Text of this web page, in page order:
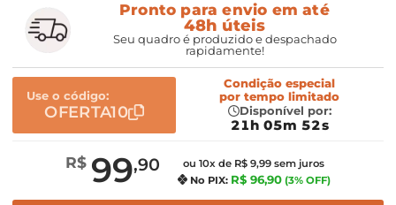
Pronto para envio em até
48h úteis
Seu quadro é produzido e despachado
rapidamente!
Use o código:
OFERTA10
Condição especial
por tempo limitado
Disponível por:
21h 05m 51s
R$ 99,90
ou 10x de R$ 9,99 sem juros
No PIX: R$ 96,90 (3% OFF)